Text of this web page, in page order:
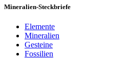
Mineralien-Steckbriefe
Elemente
Mineralien
Gesteine
Fossilien